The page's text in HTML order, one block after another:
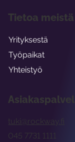
Asiakaspalvelu
tuki@rockway.fi
045 7731 1111
Tietoa meistä
Yrityksestä
Työpaikat
Yhteistyö